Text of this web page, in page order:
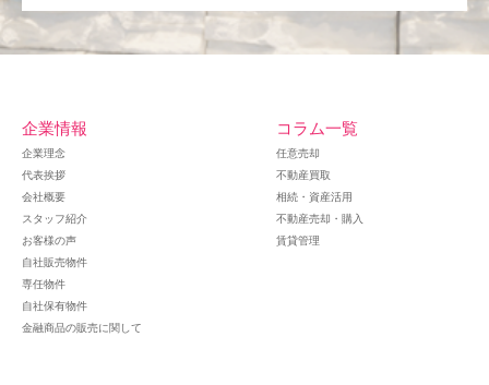
企業情報
企業理念
代表挨拶
会社概要
スタッフ紹介
お客様の声
自社販売物件
専任物件
自社保有物件
金融商品の販売に関して
コラム一覧
任意売却
不動産買取
相続・資産活用
不動産売却・購入
賃貸管理